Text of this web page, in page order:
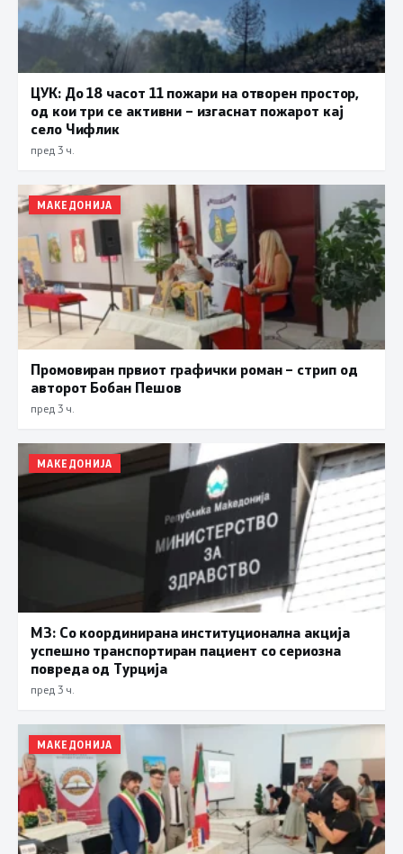
ЦУК: До 18 часот 11 пожари на отворен простор,
од кои три се активни – изгаснат пожарот кај
село Чифлик
пред 3 ч.
МАКЕДОНИЈА
Промовиран првиот графички роман – стрип од
авторот Бобан Пешов
пред 3 ч.
МАКЕДОНИЈА
МЗ: Со координирана институционална акција
успешно транспортиран пациент со сериозна
повреда од Турција
пред 3 ч.
МАКЕДОНИЈА